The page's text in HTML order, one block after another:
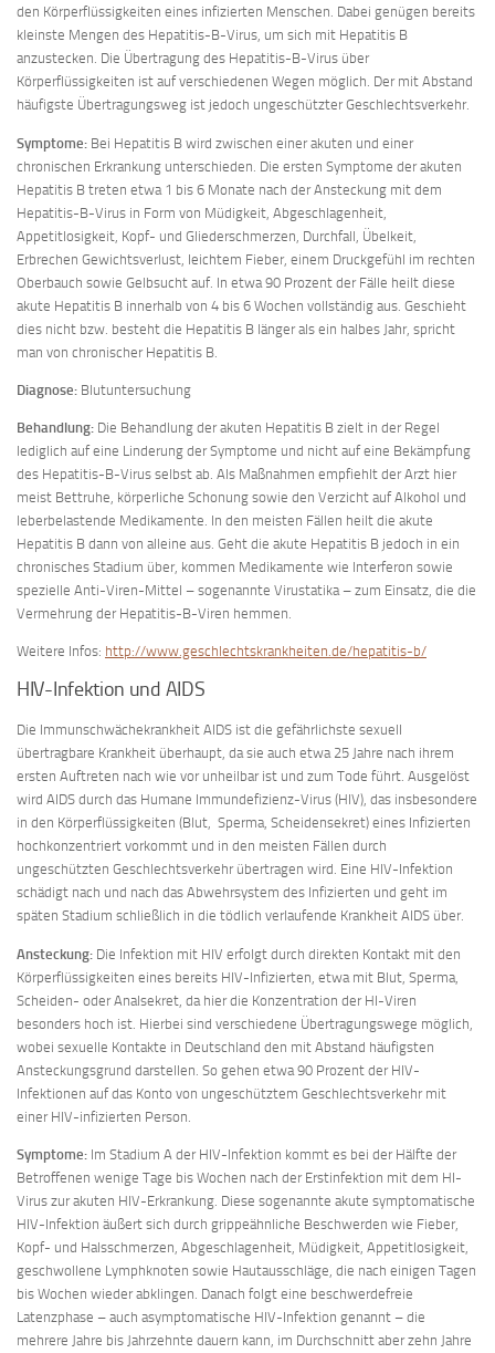
den Körperflüssigkeiten eines infizierten Menschen. Dabei genügen bereits
kleinste Mengen des Hepatitis-B-Virus, um sich mit Hepatitis B
anzustecken. Die Übertragung des Hepatitis-B-Virus über
Körperflüssigkeiten ist auf verschiedenen Wegen möglich. Der mit Abstand
häufigste Übertragungsweg ist jedoch ungeschützter Geschlechtsverkehr.
Symptome: Bei Hepatitis B wird zwischen einer akuten und einer
chronischen Erkrankung unterschieden. Die ersten Symptome der akuten
Hepatitis B treten etwa 1 bis 6 Monate nach der Ansteckung mit dem
Hepatitis-B-Virus in Form von Müdigkeit, Abgeschlagenheit,
Appetitlosigkeit, Kopf- und Gliederschmerzen, Durchfall, Übelkeit,
Erbrechen Gewichtsverlust, leichtem Fieber, einem Druckgefühl im rechten
Oberbauch sowie Gelbsucht auf. In etwa 90 Prozent der Fälle heilt diese
akute Hepatitis B innerhalb von 4 bis 6 Wochen vollständig aus. Geschieht
dies nicht bzw. besteht die Hepatitis B länger als ein halbes Jahr, spricht
man von chronischer Hepatitis B.
Diagnose: Blutuntersuchung
Behandlung: Die Behandlung der akuten Hepatitis B zielt in der Regel
lediglich auf eine Linderung der Symptome und nicht auf eine Bekämpfung
des Hepatitis-B-Virus selbst ab. Als Maßnahmen empfiehlt der Arzt hier
meist Bettruhe, körperliche Schonung sowie den Verzicht auf Alkohol und
leberbelastende Medikamente. In den meisten Fällen heilt die akute
Hepatitis B dann von alleine aus. Geht die akute Hepatitis B jedoch in ein
chronisches Stadium über, kommen Medikamente wie Interferon sowie
spezielle Anti-Viren-Mittel – sogenannte Virustatika – zum Einsatz, die die
Vermehrung der Hepatitis-B-Viren hemmen.
Weitere Infos: http://www.geschlechtskrankheiten.de/hepatitis-b/
HIV-Infektion und AIDS
Die Immunschwächekrankheit AIDS ist die gefährlichste sexuell
übertragbare Krankheit überhaupt, da sie auch etwa 25 Jahre nach ihrem
ersten Auftreten nach wie vor unheilbar ist und zum Tode führt. Ausgelöst
wird AIDS durch das Humane Immundefizienz-Virus (HIV), das insbesondere
in den Körperflüssigkeiten (Blut, Sperma, Scheidensekret) eines Infizierten
hochkonzentriert vorkommt und in den meisten Fällen durch
ungeschützten Geschlechtsverkehr übertragen wird. Eine HIV-Infektion
schädigt nach und nach das Abwehrsystem des Infizierten und geht im
späten Stadium schließlich in die tödlich verlaufende Krankheit AIDS über.
Ansteckung: Die Infektion mit HIV erfolgt durch direkten Kontakt mit den
Körperflüssigkeiten eines bereits HIV-Infizierten, etwa mit Blut, Sperma,
Scheiden- oder Analsekret, da hier die Konzentration der HI-Viren
besonders hoch ist. Hierbei sind verschiedene Übertragungswege möglich,
wobei sexuelle Kontakte in Deutschland den mit Abstand häufigsten
Ansteckungsgrund darstellen. So gehen etwa 90 Prozent der HIV-
Infektionen auf das Konto von ungeschütztem Geschlechtsverkehr mit
einer HIV-infizierten Person.
Symptome: Im Stadium A der HIV-Infektion kommt es bei der Hälfte der
Betroffenen wenige Tage bis Wochen nach der Erstinfektion mit dem HI-
Virus zur akuten HIV-Erkrankung. Diese sogenannte akute symptomatische
HIV-Infektion äußert sich durch grippeähnliche Beschwerden wie Fieber,
Kopf- und Halsschmerzen, Abgeschlagenheit, Müdigkeit, Appetitlosigkeit,
geschwollene Lymphknoten sowie Hautausschläge, die nach einigen Tagen
bis Wochen wieder abklingen. Danach folgt eine beschwerdefreie
Latenzphase – auch asymptomatische HIV-Infektion genannt – die
mehrere Jahre bis Jahrzehnte dauern kann, im Durchschnitt aber zehn Jahre